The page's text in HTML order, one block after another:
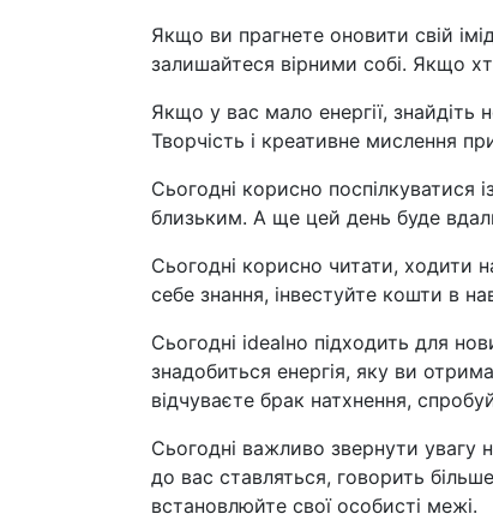
Якщо ви прагнете оновити свій
залишайтеся вірними собі. Якщо
Якщо у вас мало енергії,
Творчість і креативне мислення
Сьогодні корисно
близьким. А ще цей день буде
Сьогодні корисно читати, ходити
себе знання, інвестуйте кошти в
Сьогодні idealно підходить для
знадобиться енергія, яку ви
відчуваєте брак натхнення,
Сьогодні важливо звернути увагу
до вас ставляться, говорить
встановлюйте свої особисті межі.